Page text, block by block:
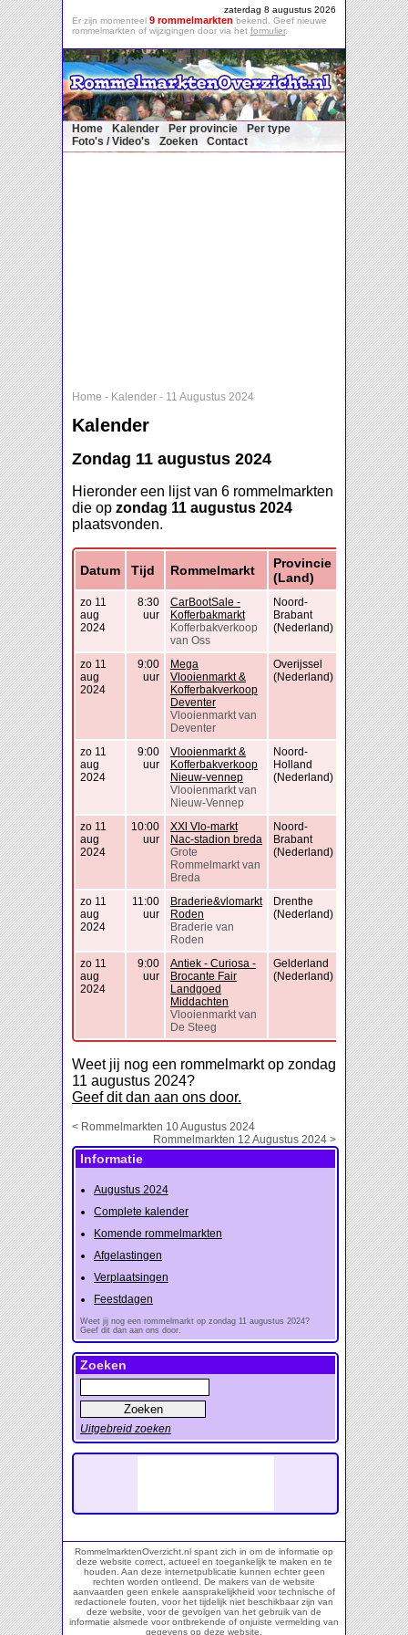
zaterdag 8 augustus 2026
Er zijn momenteel 9 rommelmarkten bekend. Geef nieuwe
rommelmarkten of wijzigingen door via het formulier.
Home Kalender Per provincie
Per type
Foto's / Video's
Zoeken Contact
Home - Kalender - 11 Augustus 2024
Kalender
Zondag 11 augustus 2024
Hieronder een lijst van 6 rommelmarkten
die op zondag 11 augustus 2024
plaatsvonden.
Datum Tijd Rommelmarkt
Provincie
(Land)
zo 11
aug
2024
8:30
uur
CarBootSale -
Kofferbakmarkt
Kofferbakverkoop
van Oss
Noord-
Brabant
(Nederland)
zo 11
aug
2024
9:00
uur
Mega
Vlooienmarkt &
Kofferbakverkoop
Deventer
Vlooienmarkt van
Deventer
Overijssel
(Nederland)
zo 11
aug
2024
9:00
uur
Vlooienmarkt &
Kofferbakverkoop
Nieuw-vennep
Vlooienmarkt van
Nieuw-Vennep
Noord-
Holland
(Nederland)
zo 11
aug
2024
10:00
uur
XXl Vlo-markt
Nac-stadion breda
Grote
Rommelmarkt van
Breda
Noord-
Brabant
(Nederland)
zo 11
aug
2024
11:00
uur
Braderie&vlomarkt
Roden
Braderie van
Roden
Drenthe
(Nederland)
zo 11
aug
2024
9:00
uur
Antiek - Curiosa -
Brocante Fair
Landgoed
Middachten
Vlooienmarkt van
De Steeg
Gelderland
(Nederland)
Weet jij nog een rommelmarkt op zondag
11 augustus 2024?
Geef dit dan aan ons door.
< Rommelmarkten 10 Augustus 2024
Rommelmarkten 12 Augustus 2024 >
Informatie
Augustus 2024
Complete kalender
Komende rommelmarkten
Afgelastingen
Verplaatsingen
Feestdagen
Weet jij nog een rommelmarkt op zondag 11 augustus 2024?
Geef dit dan aan ons door.
Zoeken
Uitgebreid zoeken
RommelmarktenOverzicht.nl spant zich in om de informatie op
deze website correct, actueel en toegankelijk te maken en te
houden. Aan deze internetpublicatie kunnen echter geen
rechten worden ontleend. De makers van de website
aanvaarden geen enkele aansprakelijkheid voor technische of
redactionele fouten, voor het tijdelijk niet beschikbaar zijn van
deze website, voor de gevolgen van het gebruik van de
informatie alsmede voor ontbrekende of onjuiste vermelding van
gegevens op deze website.